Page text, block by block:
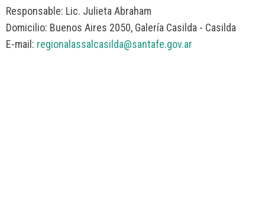
Responsable: Lic. Julieta Abraham
Domicilio: Buenos Aires 2050, Galería Casilda - Casilda
E-mail: regionalassalcasilda@santafe.gov.ar